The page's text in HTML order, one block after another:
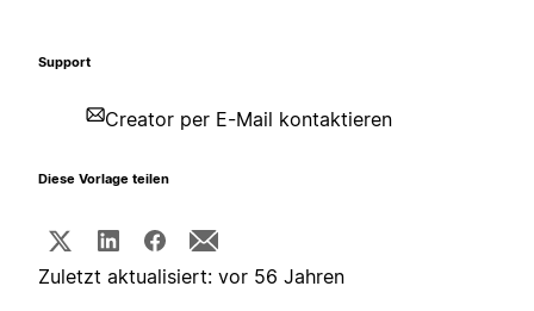
Support
Creator per E-Mail kontaktieren
Diese Vorlage teilen
Zuletzt aktualisiert: vor 56 Jahren